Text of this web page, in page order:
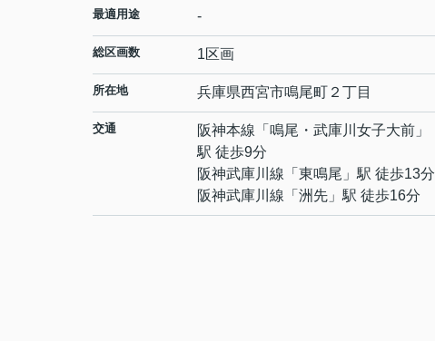
最適用途 -
総区画数 1区画
所在地 兵庫県西宮市鳴尾町 ２丁目
交通 阪神本線 「 鳴尾・武庫川女子大前 」
駅 徒歩9分
阪神武庫川線 「 東鳴尾 」駅 徒歩13分
阪神武庫川線 「 洲先 」駅 徒歩16分